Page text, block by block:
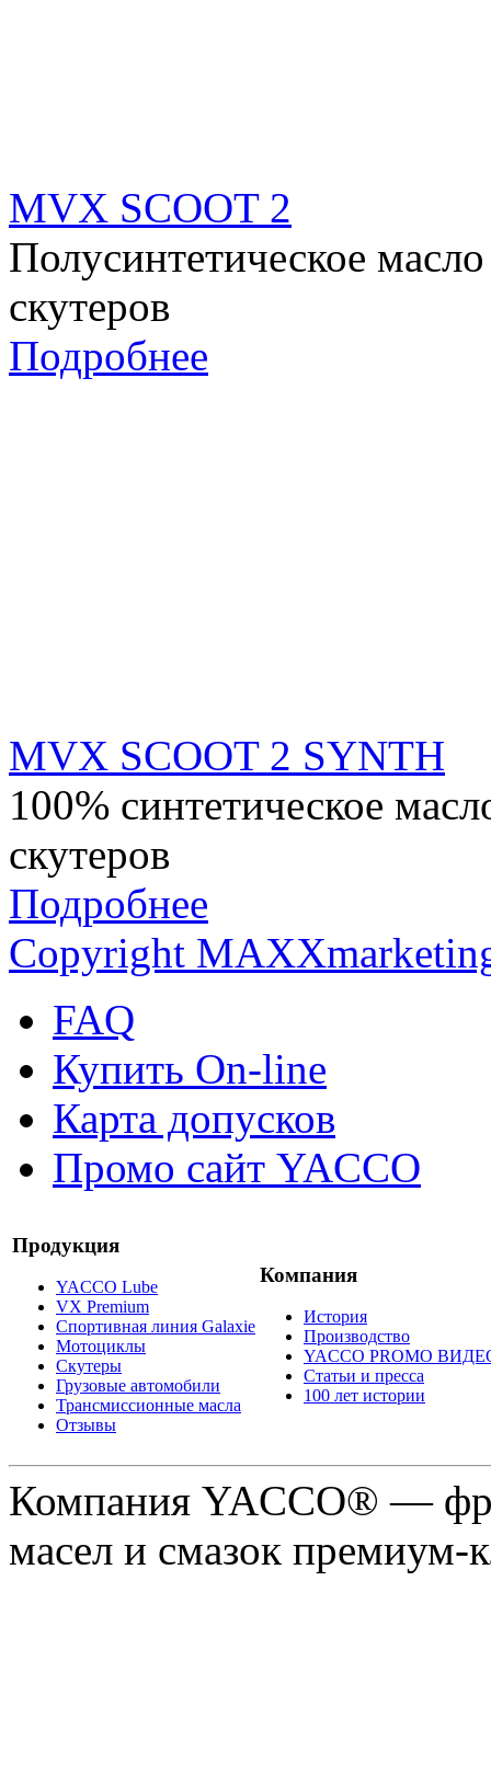
MVX SCOOT 2
Полусинтетическое
скутеров
Подробнее
MVX SCOOT 2 SYNTH
100% синтетическое
скутеров
Подробнее
Copyright
FAQ
Купить On-line
Карта допусков
Промо сайт YACCO
Продукция
YACCO Lube
VX Premium
Спортивная линия Galaxie
Мотоциклы
Скутеры
Грузовые автомобили
Трансмиссионные масла
Отзывы
Компания
История
Производство
YACCO PROMO
Статьи и пресса
100 лет истории
Компания YACCO® —
масел и смазок премиум-